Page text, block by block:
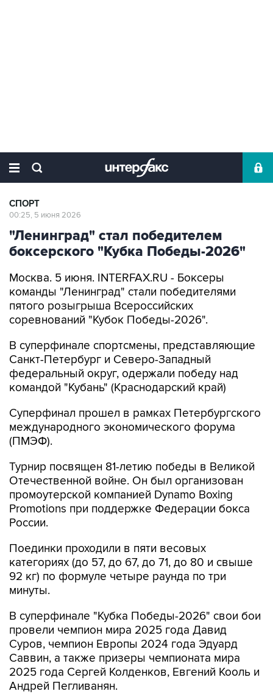
СПОРТ
00:25, 5 июня 2026
"Ленинград" стал победителем
боксерского "Кубка Победы-2026"
Москва. 5 июня. INTERFAX.RU - Боксеры
команды "Ленинград" стали победителями
пятого розыгрыша Всероссийских
соревнований "Кубок Победы-2026".
В суперфинале спортсмены, представляющие
Санкт-Петербург и Северо-Западный
федеральный округ, одержали победу над
командой "Кубань" (Краснодарский край)
Суперфинал прошел в рамках Петербургского
международного экономического форума
(ПМЭФ).
Турнир посвящен 81-летию победы в Великой
Отечественной войне. Он был организован
промоутерской компанией Dynamo Boxing
Promotions при поддержке Федерации бокса
России.
Поединки проходили в пяти весовых
категориях (до 57, до 67, до 71, до 80 и свыше
92 кг) по формуле четыре раунда по три
минуты.
В суперфинале "Кубка Победы-2026" свои бои
провели чемпион мира 2025 года Давид
Суров, чемпион Европы 2024 года Эдуард
Саввин, а также призеры чемпионата мира
2025 года Сергей Колденков, Евгений Кооль и
Андрей Пегливанян.